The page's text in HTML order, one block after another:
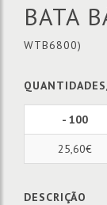
BATA
WTB6800)
- 100
25,60€
DESCRIÇÃO